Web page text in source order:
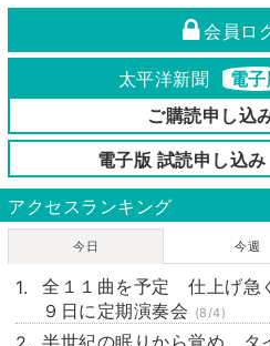
会員ロ
太平洋新聞 電子
ご購読申し込
電子版 試読申し込み
アクセスランキング
今日 今週
全１１曲を予定 仕上げ
９日に定期演奏会 (8/4)
半世紀の眠りから覚め タ